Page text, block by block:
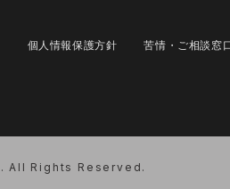
個人情報保護方針 苦情・ご相談窓
All Rights Reserved.